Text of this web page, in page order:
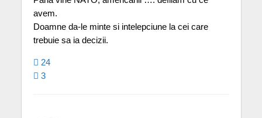
avem.
Doamne da-le minte si intelepciune la cei care
trebuie sa ia decizii.
24
3